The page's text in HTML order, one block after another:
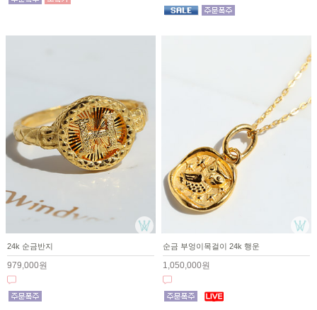
24k 순금반지
979,000원
순금 부엉이목걸이 24k 행운
1,050,000원